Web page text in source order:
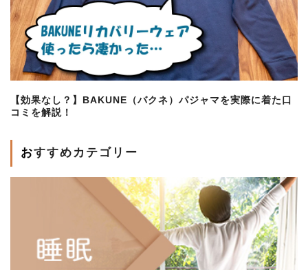
【効果なし？】BAKUNE（バクネ）パジャマを実際に着た口
コミを解説！
おすすめカテゴリー